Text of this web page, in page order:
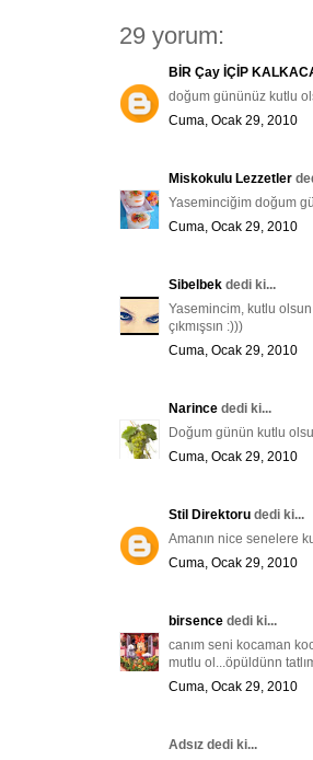
29 yorum:
BİR Çay İÇİP
doğum gününüz kutlu
Cuma, Ocak 29, 2010
Miskokulu Lezzetler
Yaseminciğim doğum
Cuma, Ocak 29, 2010
Sibelbek dedi ki...
Yasemincim, kutlu
çıkmışsın :)))
Cuma, Ocak 29, 2010
Narince dedi ki...
Doğum günün kutlu
Cuma, Ocak 29, 2010
Stil Direktoru dedi ki...
Amanın nice senelere
Cuma, Ocak 29, 2010
birsence dedi ki...
canım seni kocaman
mutlu ol...öpüldünn
Cuma, Ocak 29, 2010
Adsız dedi ki...